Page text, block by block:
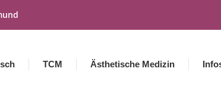
TCM Ästhetische Medizin